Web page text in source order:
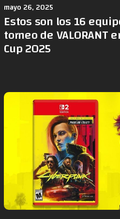
mayo 26, 2025
Estos son los 16
torneo de VALORANT
Cup 2025